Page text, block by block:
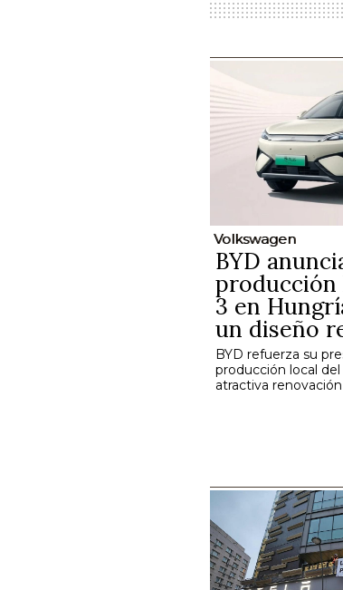
Volkswagen
BYD
producción
3 en
un diseño
BYD refuerza su
producción local
atractiva